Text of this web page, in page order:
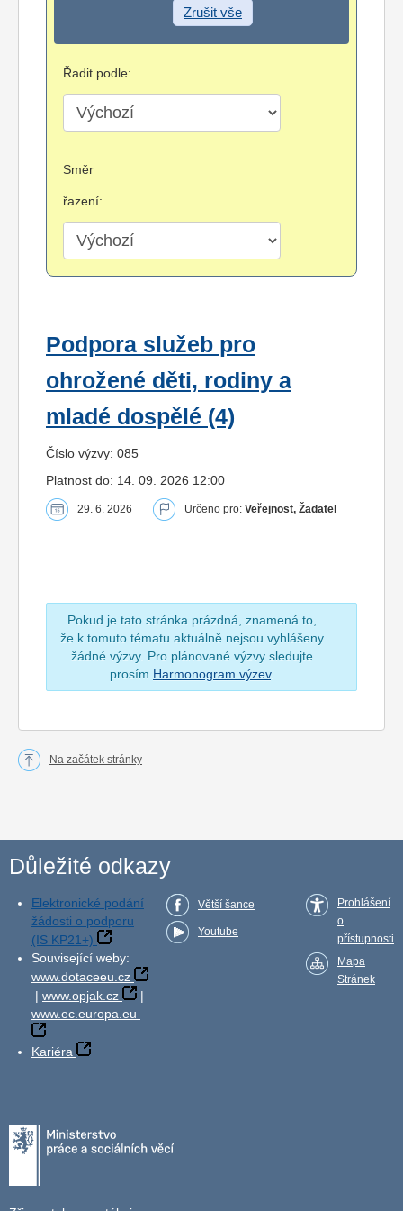
Zrušit vše
Řadit podle:
Směr
řazení:
Podpora služeb pro
ohrožené děti, rodiny a
mladé dospělé (4)
Číslo výzvy: 085
Platnost do: 14. 09. 2026 12:00
29. 6. 2026 Určeno pro: Veřejnost, Žadatel
Pokud je tato stránka prázdná, znamená to,
že k tomuto tématu aktuálně nejsou vyhlášeny
žádné výzvy. Pro plánované výzvy sledujte
prosím Harmonogram výzev.
Na začátek stránky
Důležité odkazy
Elektronické podání
žádosti o podporu
(IS KP21+)
Související weby:
www.dotaceeu.cz
| www.opjak.cz
|
www.ec.europa.eu
Kariéra
Větší šance
Youtube
Prohlášení
o
přístupnosti
Mapa
Stránek